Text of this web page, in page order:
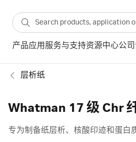
产品应用 服务与支持资源中心公
层析纸
Whatman 17 级 Chr
专为制备纸层析、核酸印迹和蛋白